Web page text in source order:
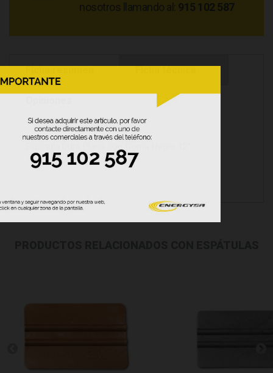
nosotros llamando al: 915 102 587
Ficha resumen Ficha técnica